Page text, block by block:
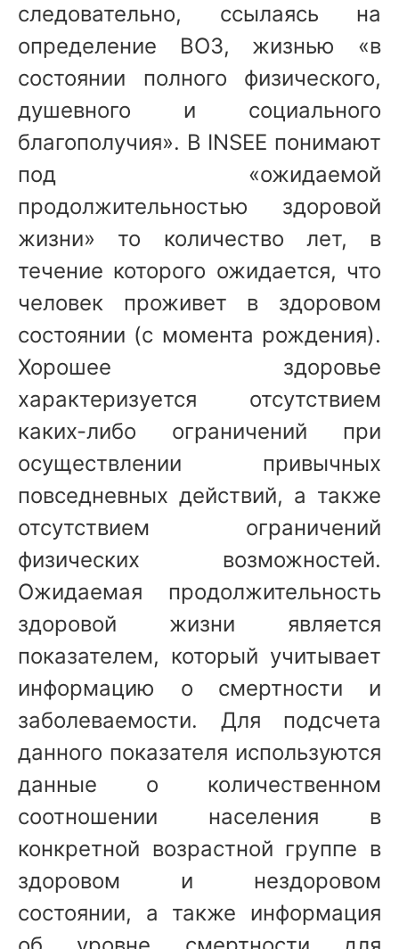
следовательно, ссылаясь на
определение ВОЗ, жизнью «в
состоянии полного физического,
душевного и социального
благополучия». В INSEE понимают
под «ожидаемой
продолжительностью здоровой
жизни» то количество лет, в
течение которого ожидается, что
человек проживет в здоровом
состоянии (с момента рождения).
Хорошее здоровье
характеризуется отсутствием
каких-либо ограничений при
осуществлении привычных
повседневных действий, а также
отсутствием ограничений
физических возможностей.
Ожидаемая продолжительность
здоровой жизни является
показателем, который учитывает
информацию о смертности и
заболеваемости. Для подсчета
данного показателя используются
данные о количественном
соотношении населения в
конкретной возрастной группе в
здоровом и нездоровом
состоянии, а также информация